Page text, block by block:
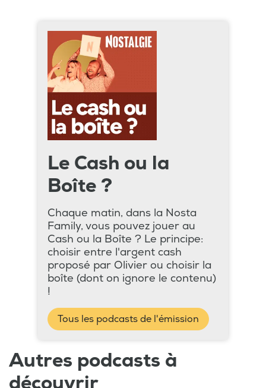
Le Cash ou la
Boîte ?
Chaque matin, dans la Nosta
Family, vous pouvez jouer au
Cash ou la Boîte ? Le principe:
choisir entre l'argent cash
proposé par Olivier ou choisir la
boîte (dont on ignore le contenu)
!
Tous les podcasts de l'émission
Autres podcasts à